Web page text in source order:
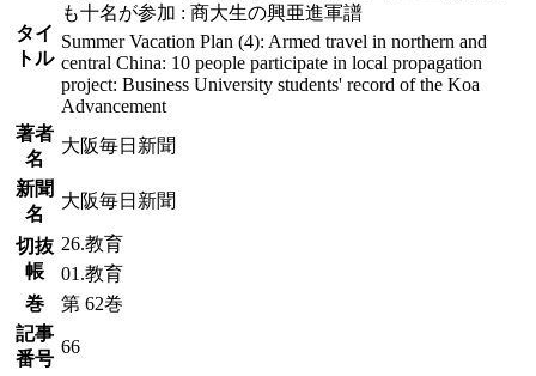
タイ
トル
も十名が参加 : 商大生の興亜進軍譜
Summer Vacation Plan (4): Armed travel in northern and
central China: 10 people participate in local propagation
project: Business University students' record of the Koa
Advancement
著者
名
大阪毎日新聞
新聞
名
大阪毎日新聞
切抜
帳
26.教育
01.教育
巻
第 62巻
記事
番号
66